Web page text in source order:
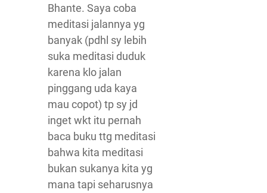
Bhante. Saya coba
meditasi jalannya yg
banyak (pdhl sy lebih
suka meditasi duduk
karena klo jalan
pinggang uda kaya
mau copot) tp sy jd
inget wkt itu pernah
baca buku ttg meditasi
bahwa kita meditasi
bukan sukanya kita yg
mana tapi seharusnya